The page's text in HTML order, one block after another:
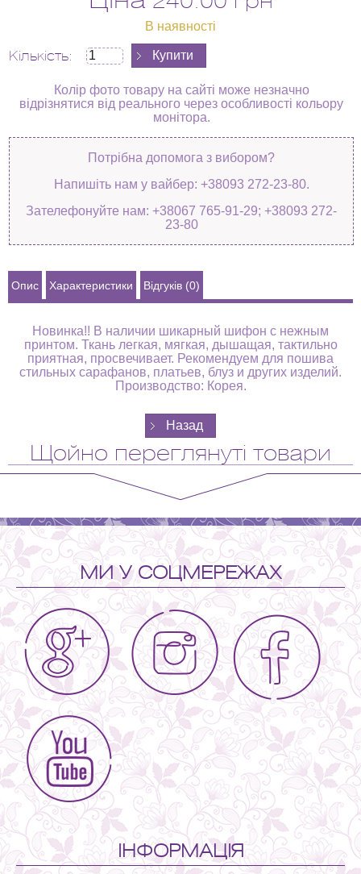
В наявності
Кількість:
Колір фото товару на сайті може незначно
відрізнятися від реального через особливості кольору
монітора.
Потрібна допомога з вибором?
Напишіть нам у вайбер: +38093 272-23-80.
Зателефонуйте нам: +38067 765-91-29; +38093 272-
23-80
Опис Характеристики Відгуків (0)
Новинка!! В наличии шикарный шифон с нежным
принтом. Ткань легкая, мягкая, дышащая, тактильно
приятная, просвечивает. Рекомендуем для пошива
стильных сарафанов, платьев, блуз и других изделий.
Производство: Корея.
Щойно переглянуті товари
МИ У СОЦМЕРЕЖАХ
ІНФОРМАЦІЯ